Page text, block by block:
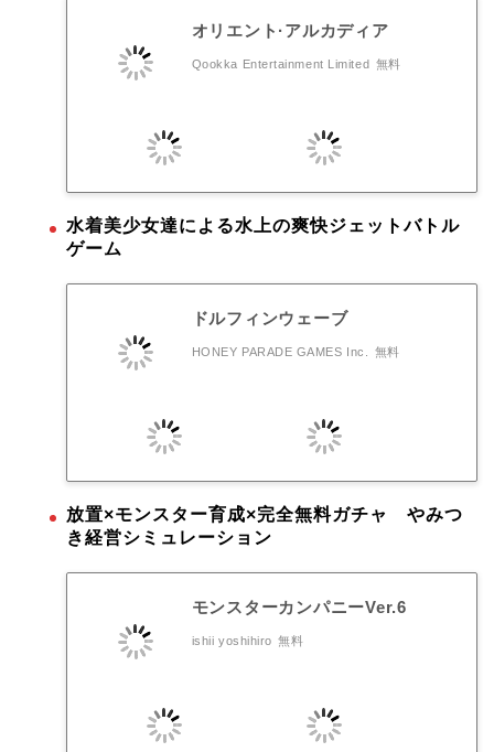
オリエント·アルカディア
Qookka Entertainment Limited 無料
水着美少女達による水上の爽快ジェットバトル
ゲーム
ドルフィンウェーブ
HONEY PARADE GAMES Inc. 無料
放置×モンスター育成×完全無料ガチャ やみつ
き経営シミュレーション
モンスターカンパニーVer.6
ishii yoshihiro 無料